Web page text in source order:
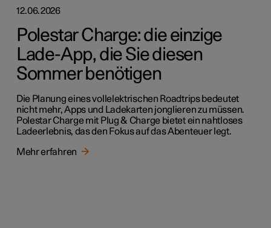
12.06.2026
Polestar Charge: die einzige
Lade-App, die Sie diesen
Sommer benötigen
Die Planung eines vollelektrischen Roadtrips bedeutet
nicht mehr, Apps und Ladekarten jonglieren zu müssen.
Polestar Charge mit Plug & Charge bietet ein nahtloses
Ladeerlebnis, das den Fokus auf das Abenteuer legt.
Mehr erfahren